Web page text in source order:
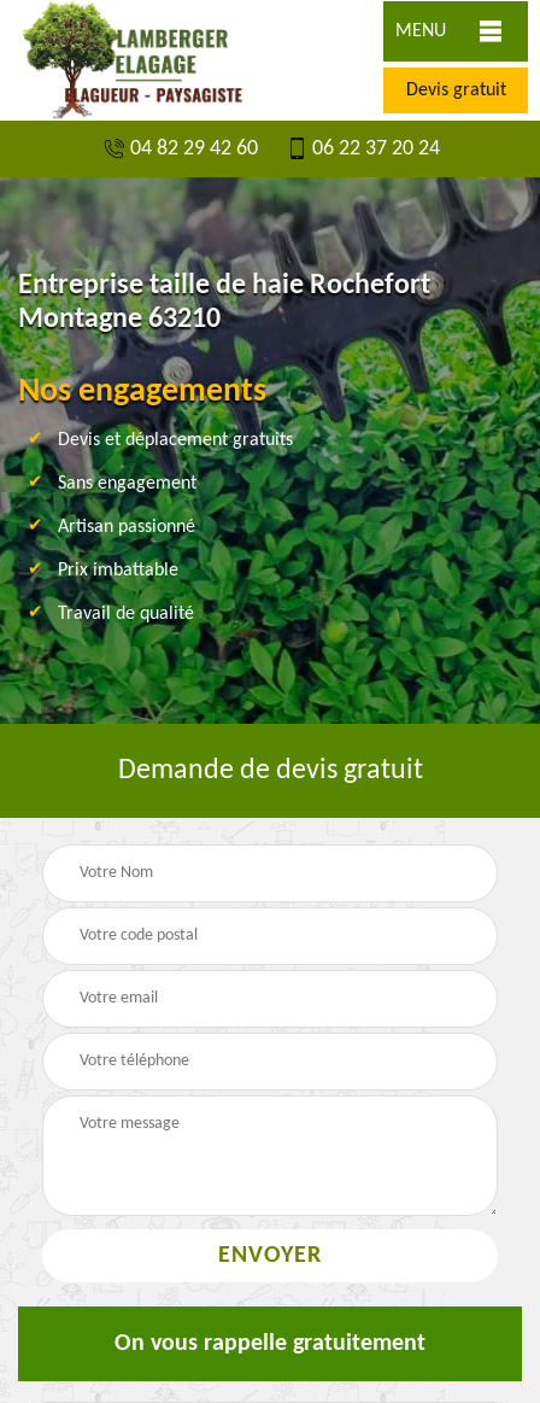
MENU
Devis gratuit
04 82 29 42 60 06 22 37 20 24
Entreprise taille de haie Rochefort
Montagne 63210
Nos engagements
Devis et déplacement gratuits
Sans engagement
Artisan passionné
Prix imbattable
Travail de qualité
Demande de devis gratuit
On vous rappelle gratuitement